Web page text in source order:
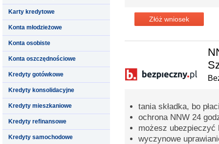
Karty kredytowe
Konta młodzieżowe
Konta osobiste
Konta oszczędnościowe
Kredyty gotówkowe
Kredyty konsolidacyjne
Kredyty mieszkaniowe
Kredyty refinansowe
Kredyty samochodowe
Złóż wniosek
tania składka, bo
ochrona NNW 24
możesz ubezpieczyć
wyczynowe